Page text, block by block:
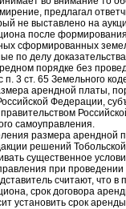
предлагал
не выставлено на
после
сформированных
по делу
порядке без
п. 3 ст. 65 Земельного
арендной платы,
Федерации,
самоуправления.
размера арендной
решений
существенное
при проведении
считают, что
срок договора
установить срок